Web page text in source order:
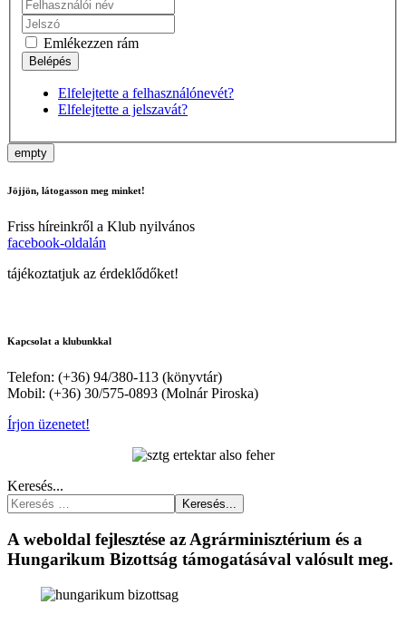
Emlékezzen rám
Elfelejtette a felhasználónevét?
Elfelejtette a jelszavát?
empty
Jöjjön, látogasson meg minket!
Friss híreinkről a Klub nyilvános
facebook-oldalán
tájékoztatjuk az érdeklődőket!
Kapcsolat a klubunkkal
Telefon: (+36) 94/380-113 (könyvtár)
Mobil: (+36) 30/575-0893 (Molnár Piroska)
Írjon üzenetet!
Keresés...
Keresés...
A weboldal fejlesztése az Agrárminisztérium és a
Hungarikum Bizottság támogatásával valósult meg.